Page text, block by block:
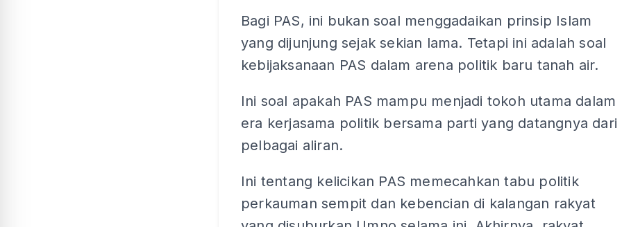
Bagi PAS, ini bukan soal menggadaikan prinsip Islam
yang dijunjung sejak sekian lama. Tetapi ini adalah soal
kebijaksanaan PAS dalam arena politik baru tanah air.
Ini soal apakah PAS mampu menjadi tokoh utama dalam
era kerjasama politik bersama parti yang datangnya dari
pelbagai aliran.
Ini tentang kelicikan PAS memecahkan tabu politik
perkauman sempit dan kebencian di kalangan rakyat